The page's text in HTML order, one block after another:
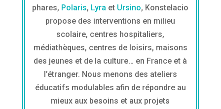
phares, Polaris, Lyra et Ursino, Konstelacio
propose des interventions en milieu
scolaire, centres hospitaliers,
médiathèques, centres de loisirs, maisons
des jeunes et de la culture… en France et à
l’étranger. Nous menons des ateliers
éducatifs modulables afin de répondre au
mieux aux besoins et aux projets